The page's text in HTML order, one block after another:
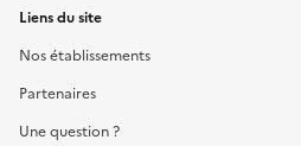
Liens du site
Nos établissements
Partenaires
Une question ?